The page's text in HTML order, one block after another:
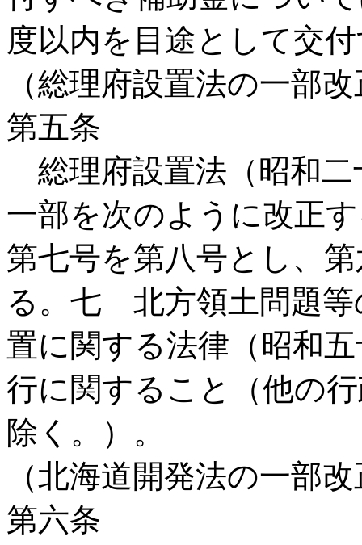
度以内を目途として交
（総理府設置法の一部
第五条
総理府設置法（昭和二
一部を次のように改正
第七号を第八号とし、
る。七 北方領土問題等
置に関する法律（昭和
行に関すること（他の
除く。）。
（北海道開発法の一部
第六条